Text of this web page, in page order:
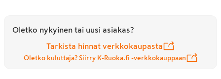
Oletko nykyinen tai uusi asiakas?
Tarkista hinnat verkkokaupasta
Oletko kuluttaja? Siirry K-Ruoka.fi -verkkokauppaan